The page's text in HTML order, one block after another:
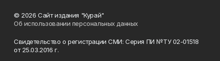
© 2026 Сайт издания "Курай"
Об использовании персональных данных
Свидетельство о регистрации СМИ: Серия ПИ №ТУ 02-01518
от 25.03.2016 г.